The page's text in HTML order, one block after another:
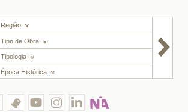
Região
Tipo de Obra
Tipologia
Época Histórica